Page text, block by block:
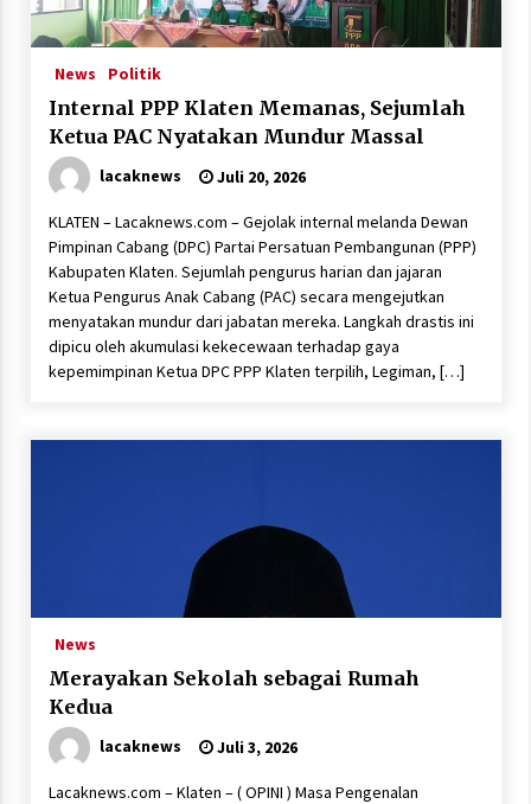
News Politik
Internal PPP Klaten Memanas, Sejumlah
Ketua PAC Nyatakan Mundur Massal
lacaknews Juli 20, 2026
KLATEN – Lacaknews.com – Gejolak internal melanda Dewan
Pimpinan Cabang (DPC) Partai Persatuan Pembangunan (PPP)
Kabupaten Klaten. Sejumlah pengurus harian dan jajaran
Ketua Pengurus Anak Cabang (PAC) secara mengejutkan
menyatakan mundur dari jabatan mereka. Langkah drastis ini
dipicu oleh akumulasi kekecewaan terhadap gaya
kepemimpinan Ketua DPC PPP Klaten terpilih, Legiman, […]
News
Merayakan Sekolah sebagai Rumah
Kedua
lacaknews Juli 3, 2026
Lacaknews.com – Klaten – ( OPINI ) Masa Pengenalan